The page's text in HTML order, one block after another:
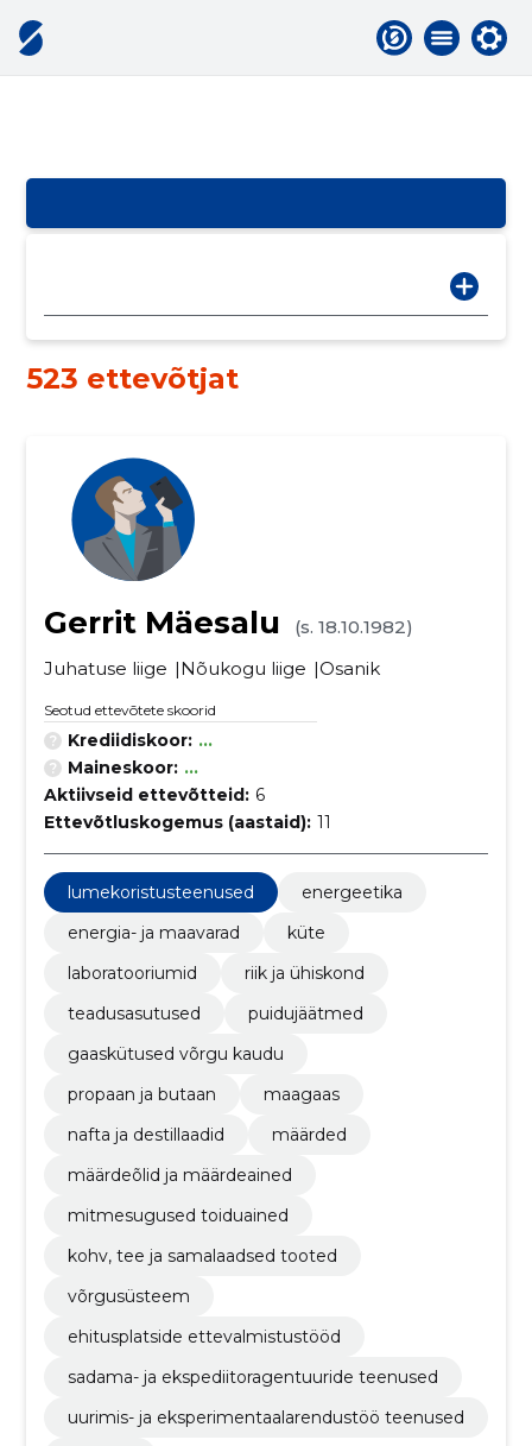
523 ettevõtjat
Gerrit Mäesalu
(s. 18.10.1982)
Juhatuse liige
Nõukogu liige Osanik
Seotud ettevõtete skoorid
Krediidiskoor: ...
Maineskoor: ...
Aktiivseid ettevõtteid: 6
Ettevõtluskogemus (aastaid): 11
lumekoristusteenused
energeetika
energia- ja maavarad
küte
laboratooriumid
riik ja ühiskond
teadusasutused
puidujäätmed
gaaskütused võrgu kaudu
propaan ja butaan
maagaas
nafta ja destillaadid
määrded
määrdeõlid ja määrdeained
mitmesugused toiduained
kohv, tee ja samalaadsed tooted
võrgusüsteem
ehitusplatside ettevalmistustööd
sadama- ja ekspediitoragentuuride teenused
uurimis- ja eksperimentaalarendustöö teenused